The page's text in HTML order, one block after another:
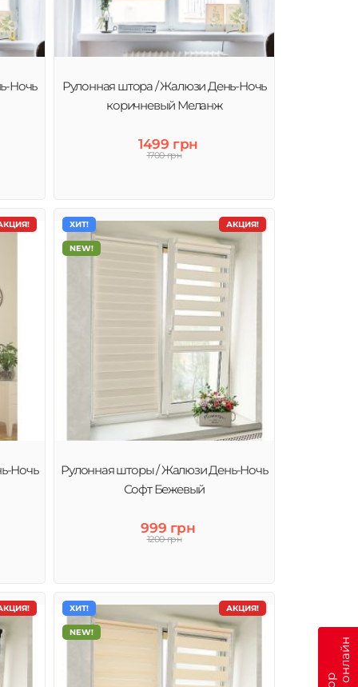
Ночь
Рулонная штора / Жалюзи День-Ночь
коричневый Меланж
1499 грн
1700 грн
Ночь
АКЦИЯ!
ХИТ!
NEW!
Рулонная шторы / Жалюзи День-Ночь
Софт Бежевый
999 грн
1200 грн
АКЦИЯ!
ХИТ!
NEW!